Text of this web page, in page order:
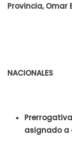
Provincia, Omar
NACIONALES
asignado a